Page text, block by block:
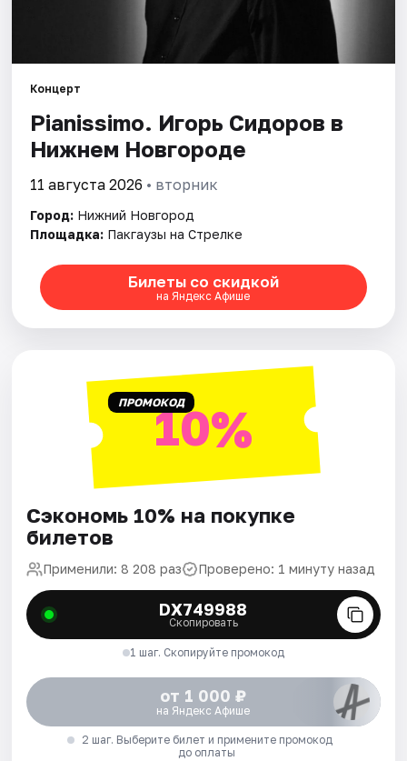
Площадки
Артисты
Концерт
Pianissimo. Игорь Сидоров в
Нижнем Новгороде
11 августа 2026 • вторник
Город: Нижний Новгород
Площадка: Пакгаузы на Стрелке
Билеты со скидкой
на Яндекс Афише
ПРОМОКОД10%
Сэкономь 10% на покупке
билетов
Применили: 8 208 раз Проверено: 1 минуту назад
DX749988
Скопировать
1 шаг. Скопируйте промокод
от 1 000 ₽
на Яндекс Афише
2 шаг. Выберите билет и примените промокод
до оплаты